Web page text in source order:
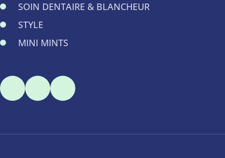
SOIN DENTAIRE & BLANCHEUR
STYLE
MINI MINTS